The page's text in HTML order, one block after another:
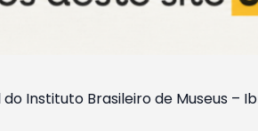
Instituto Brasileiro de Museus –